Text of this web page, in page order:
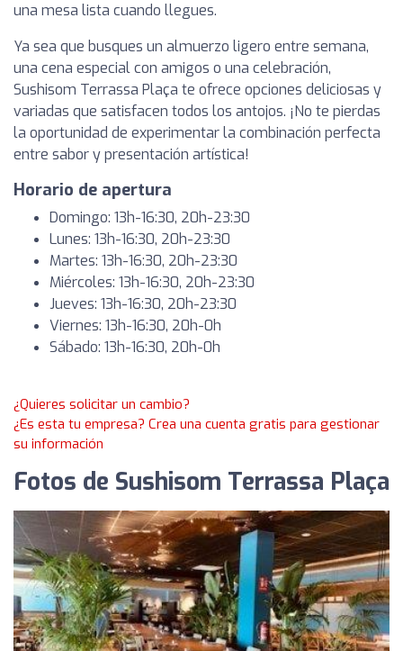
una mesa lista cuando llegues.
Ya sea que busques un almuerzo ligero entre semana,
una cena especial con amigos o una celebración,
Sushisom Terrassa Plaça te ofrece opciones deliciosas y
variadas que satisfacen todos los antojos. ¡No te pierdas
la oportunidad de experimentar la combinación perfecta
entre sabor y presentación artística!
Horario de apertura
Domingo: 13h-16:30, 20h-23:30
Lunes: 13h-16:30, 20h-23:30
Martes: 13h-16:30, 20h-23:30
Miércoles: 13h-16:30, 20h-23:30
Jueves: 13h-16:30, 20h-23:30
Viernes: 13h-16:30, 20h-0h
Sábado: 13h-16:30, 20h-0h
¿Quieres solicitar un cambio?
¿Es esta tu empresa? Crea una cuenta gratis para gestionar
su información
Fotos de Sushisom Terrassa Plaça